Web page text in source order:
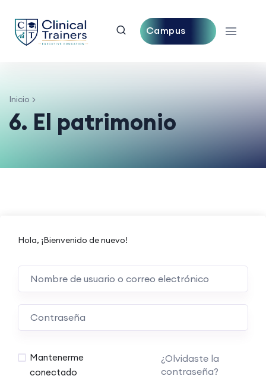
Campus
Inicio
6. El patrimonio
Hola, ¡Bienvenido de nuevo!
Mantenerme
conectado
¿Olvidaste la
contraseña?